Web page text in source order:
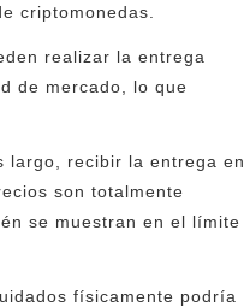
criptomonedas.
realizar la entrega
de mercado, lo que
largo, recibir la entrega en
son totalmente
se muestran en el límite
físicamente podría